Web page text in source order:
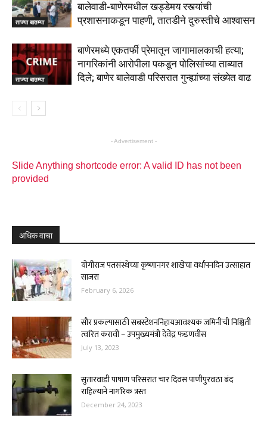
ताज्या बातम्या
बालेवाडी-बाणेरमधील खड्डेमय रस्त्यांची
प्रशासनाकडून पाहणी, तातडीने दुरुस्तीचे आश्वासन
ताज्या बातम्या
बाणेरमध्ये एकतर्फी प्रेमातून जागामालकाची हत्या;
नागरिकांनी आरोपीला पकडून पोलिसांच्या ताब्यात
दिले; बाणेर बालेवाडी परिसरात गुन्ह्यांच्या संख्येत वाढ
- Advertisement -
Slide Anything shortcode error: A valid ID has not been
provided
अधिक वाचा
योगीराज पतसंस्थेच्या कृष्णानगर शाखेचा वर्धापनदिन उत्साहात
साजरा
February 6, 2026
सौर प्रकल्पासाठी सबस्टेशननिहायआवश्यक जमिनींची निश्चिती
त्वरित करावी – उपमुख्यमंत्री देवेंद्र फडणवीस
July 13, 2023
सुतारवाडी पाषाण परिसरात चार दिवस पाणीपुरवठा बंद
राहिल्याने नागरिक त्रस्त
December 24, 2023